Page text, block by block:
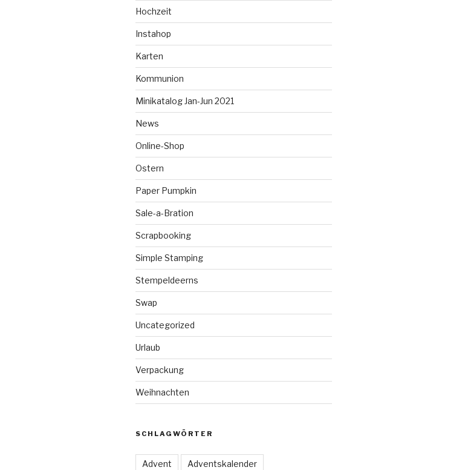
Hochzeit
Instahop
Karten
Kommunion
Minikatalog Jan-Jun 2021
News
Online-Shop
Ostern
Paper Pumpkin
Sale-a-Bration
Scrapbooking
Simple Stamping
Stempeldeerns
Swap
Uncategorized
Urlaub
Verpackung
Weihnachten
SCHLAGWÖRTER
Advent Adventskalender